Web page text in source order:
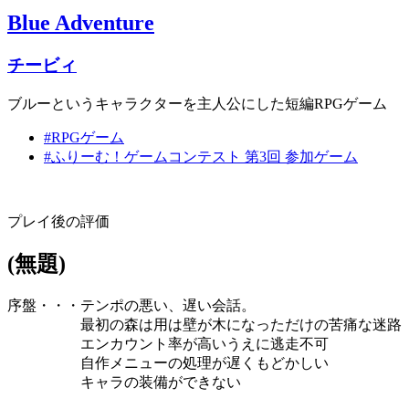
Blue Adventure
チービィ
ブルーというキャラクターを主人公にした短編RPGゲーム
#RPGゲーム
#ふりーむ！ゲームコンテスト 第3回 参加ゲーム
プレイ後の評価
(無題)
序盤・・・テンポの悪い、遅い会話。
最初の森は用は壁が木になっただけの苦痛な迷路
エンカウント率が高いうえに逃走不可
自作メニューの処理が遅くもどかしい
キャラの装備ができない